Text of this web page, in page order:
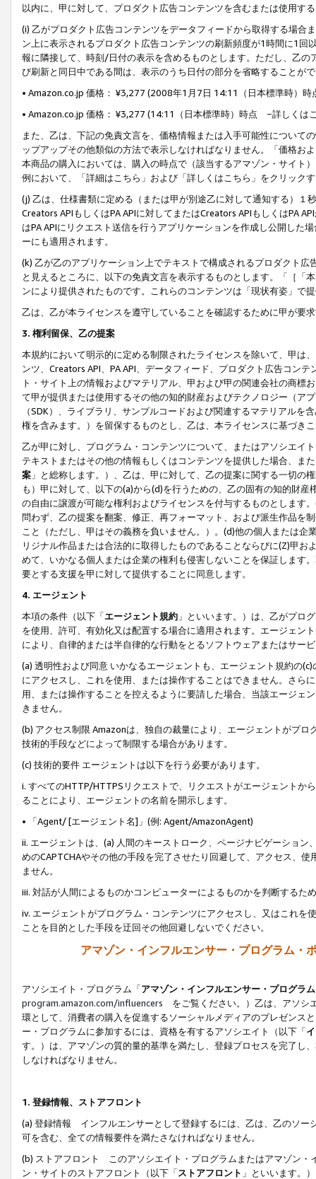
以内に、甲に対して、プロダクト広告コンテンツを含むまたは使用す
(i) 乙がプロダクト広告コンテンツをデータフィードから取得する場合
ン上に表示されるプロダクト広告コンテンツの刷新頻度が1時間に1
報に隣接して、時刻/日付の表示を含めるものとします。ただし、乙
び刷新と同日中である間は、表示のうち日付の部分を省略することが
• Amazon.co.jp 価格： ¥3,277 (2008年1月7日 14:11（日本標準時）
• Amazon.co.jp 価格： ¥3,277 (14:11（日本標準時）時点 −詳しくは
また、乙は、下記の免責文言を、価格情報または入手可能性について
ップアップその他類似の方法で表示しなければなりません。「価格
本商品の購入においては、購入の時点で（該当するアマゾン・サイト
例において、「詳細はこちら」および「詳しくはこちら」をクリック
(j) 乙は、仕様書類に定める（または甲が別途乙に対して通知する）
Creators APIもしくはPA APIに対してまたはCreators APIもしくはPA
はPA APIにリクエスト送信を行うアプリケーションを作成し公開した
ーにも適用されます。
(k) 乙が乙のアプリケーション上でテキストで構成されるプロダクト
と見えるところに、以下の免責文言を表示するものとします。「［「
ンにより提供されたものです。これらのコンテンツは「現状有姿」で
乙は、乙が本ライセンスを遵守していることを確認するために甲が要
3. 権利留保、乙の提案
本規約において明示的に定める制限されたライセンスを除いて、甲は
ンツ、Creators API、PA API、データフィード、プロダクト広告コン
ト・サイト上の情報およびマテリアル、甲および甲の関連会社の商
て甲が提供または使用するその他の知的財産およびテクノロジー（ア
（SDK）、ライブラリ、サンプルコードおよび関連するマテリアル
権を含みます。）を留保するものとし、乙は、本ライセンスに基づき
乙が甲に対し、プログラム・コンテンツについて、またはアソシエイ
テキストまたはその他の情報もしくはコンテンツを提供した場合、ま
案 」と総称します。）、乙は、甲に対して、乙の提案に関する一切
も）甲に対して、以下の(a)から(d)を行うための、乙の固有の知的財
の自由に譲渡が可能な権利およびライセンスを付与するものとします
問わず、乙の提案を翻案、修正、再フォーマット、および派生作品を
こと（ただし、甲はその義務を負いません。）。(d)他の個人または
リジナル作品または合法的に取得したものであることならびに(Z)甲
めて、いかなる個人または企業の権利も侵害しないことを保証します
要とする支援を甲に対して提供することに同意します。
4. エージェント
本項の条件（以下「エージェント規約 」といいます。）は、乙がプロ
を使用、許可、有効化又は配置する場合に適用されます。エージェン
により、自律的または半自律的な行動をとるソフトウェアまたはサー
(a) 透明性および同意 いかなるエージェントも、エージェント規約の
にアクセスし、これを使用、または操作することはできません。さら
用、または操作することを控えるように要請した場合、当該エージェ
きません。
(b) アクセス制限 Amazonは、独自の裁量により、エージェントがプ
技術的手段などによって制限する場合があります。
(c) 技術的要件 エージェントは以下を行う必要があります。
i. すべてのHTTP/HTTPSリクエストで、リクエストがエージェントか
ることにより、エージェントの名前を開示します。
• 「Agent/ [エージェント名]」(例: Agent/AmazonAgent)
ii. エージェントは、(a) 人間のキーストローク、ページナビゲーショ
めのCAPTCHAやその他の手段を完了させたり回避して、アクセス、
ません。
iii. 対話が人間によるものかコンピューターによるものかを判断するた
iv. エージェントがプログラム・コンテンツにアクセスし、又はこれ
ことを目的とした手段を迂回その他回避しないでください。
アマゾン・インフルエンサー・プログラム・
アソシエイト・プログラム「アマゾン・インフルエンサー・プログラム
program.amazon.com/influencers をご覧ください。）乙は、アソシ
環として、消費者の購入を促進するソーシャルメディアのプレゼンス
ー・プログラムに参加するには、資格を有するアソシエイト（以下「
す。）は、アマゾンの質的量的基準を満たし、登録プロセスを完了し、
しなければなりません。
1. 登録情報、ストアフロント
(a) 登録情報 インフルエンサーとして登録するには、乙は、乙のソー
可を含む、全ての情報要件を満たさなければなりません。
(b) ストアフロント このアソシエイト・プログラムまたはアマゾン・
ン・サイトのストアフロント（以下「ストアフロント 」といいます。